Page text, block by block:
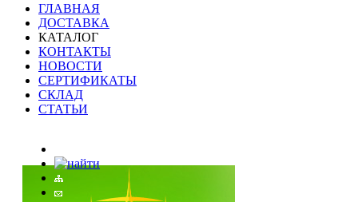
ГЛАВНАЯ
ДОСТАВКА
КАТАЛОГ
КОНТАКТЫ
НОВОСТИ
СЕРТИФИКАТЫ
СКЛАД
СТАТЬИ